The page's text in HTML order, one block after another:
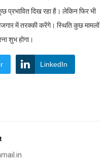
प्रभावित दिख रहा है। लेकिन फिर भी
में तरक्की करेंगे। स्थिति कुछ मामलों
शुभ होगा।
LinkedIn